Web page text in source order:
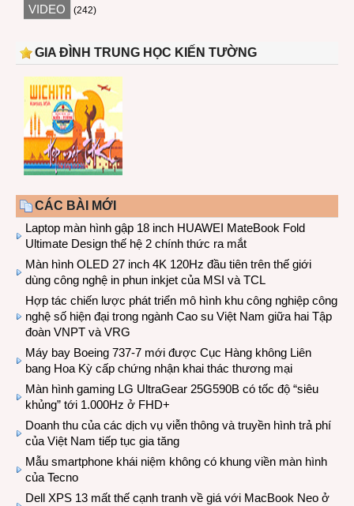
VIDEO (242)
GIA ĐÌNH TRUNG HỌC KIẾN TƯỜNG
CÁC BÀI MỚI
Laptop màn hình gập 18 inch HUAWEI MateBook Fold
Ultimate Design thế hệ 2 chính thức ra mắt
Màn hình OLED 27 inch 4K 120Hz đầu tiên trên thế giới
dùng công nghệ in phun inkjet của MSI và TCL
Hợp tác chiến lược phát triển mô hình khu công nghiệp công
nghệ số hiện đại trong ngành Cao su Việt Nam giữa hai Tập
đoàn VNPT và VRG
Máy bay Boeing 737-7 mới được Cục Hàng không Liên
bang Hoa Kỳ cấp chứng nhận khai thác thương mại
Màn hình gaming LG UltraGear 25G590B có tốc độ “siêu
khủng” tới 1.000Hz ở FHD+
Doanh thu của các dịch vụ viễn thông và truyền hình trả phí
của Việt Nam tiếp tục gia tăng
Mẫu smartphone khái niệm không có khung viền màn hình
của Tecno
Dell XPS 13 mất thế cạnh tranh về giá với MacBook Neo ở